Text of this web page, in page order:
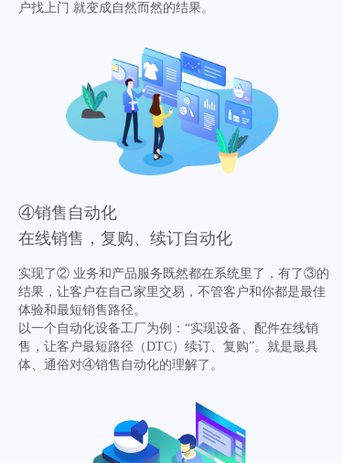
户找上门 就变成自然而然的结果。
④销售自动化
在线销售，复购、续订自动化
实现了② 业务和产品服务既然都在系统里了，有了③的
结果，让客户在自己家里交易，不管客户和你都是最佳
体验和最短销售路径。
以一个自动化设备工厂为例：“实现设备、配件在线销
售，让客户最短路径（DTC）续订、复购”。就是最具
体、通俗对④销售自动化的理解了。